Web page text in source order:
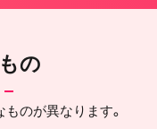
の
のが異なります。